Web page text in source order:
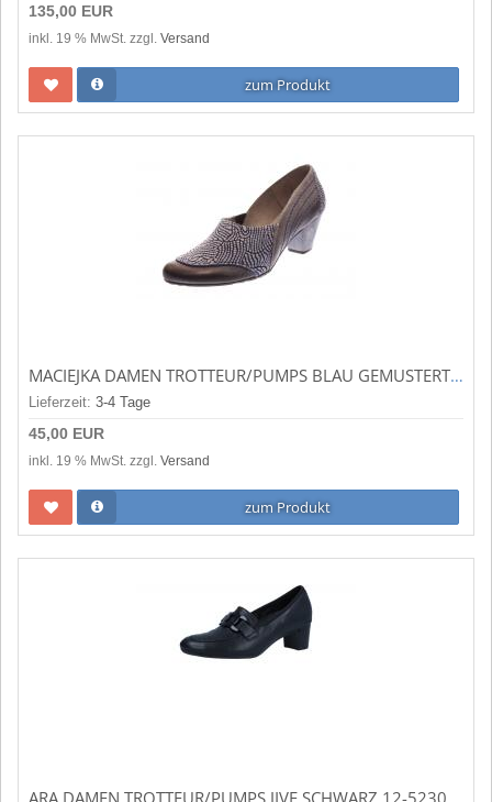
135,00 EUR
inkl. 19 % MwSt. zzgl. Versand
zum Produkt
MACIEJKA DAMEN TROTTEUR/PUMPS BLAU GEMUSTERT (BLAU) 2796-06
Lieferzeit: 3-4 Tage
45,00 EUR
inkl. 19 % MwSt. zzgl. Versand
zum Produkt